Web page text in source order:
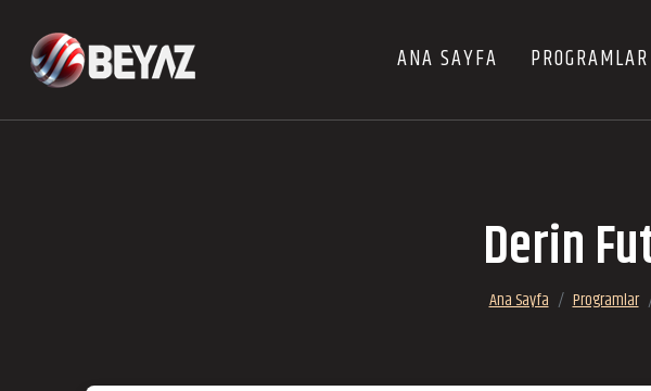
ANA SAYFA PROGRAMLAR
Derin
Ana Sayfa Programlar